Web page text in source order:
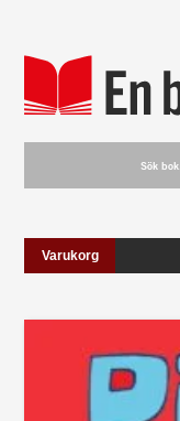
Varukorg